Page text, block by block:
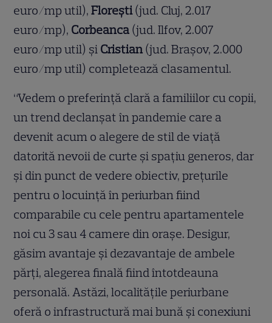
euro/mp util), Florești(jud. Cluj, 2.017
euro/mp), Corbeanca (jud. Ilfov, 2.007
euro/mp util) și Cristian (jud. Brașov, 2.000
euro/mp util) completează clasamentul.
“Vedem o preferință clară a familiilor cu copii,
un trend declanșat în pandemie care a
devenit acum o alegere de stil de viață
datorită nevoii de curte și spațiu generos, dar
și din punct de vedere obiectiv, prețurile
pentru o locuință în periurban fiind
comparabile cu cele pentru apartamentele
noi cu 3 sau 4 camere din orașe. Desigur,
găsim avantaje și dezavantaje de ambele
părți, alegerea finală fiind întotdeauna
personală. Astăzi, localitățile periurbane
oferă o infrastructură mai bună și conexiuni